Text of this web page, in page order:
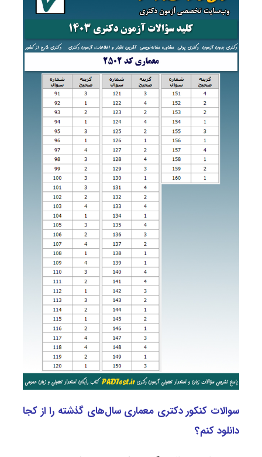
سوالات کنکور دکتری معماری سال‌های گذشته را از کجا
دانلود کنم؟